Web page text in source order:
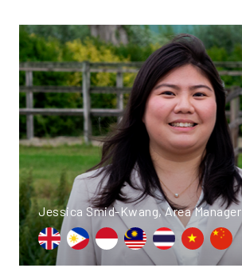
Jessica Smid-Kwang, Area Manager